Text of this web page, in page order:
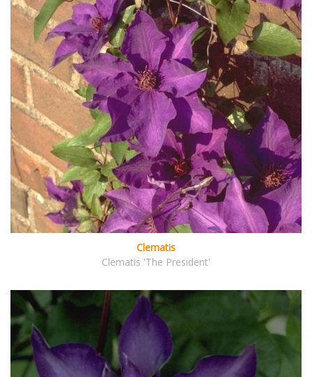
Clematis
Clematis 'The President'